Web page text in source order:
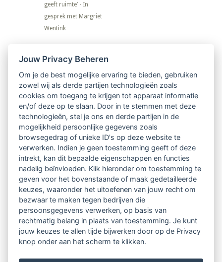
geeft ruimte’ - In
gesprek met Margriet
Wentink
Nieuwsbrief
Ontvang 10 x per jaar de LVSC-
relatienieuwsbrief met o.a.:
vrij toegankelijke TsvB-artikelen
nieuws op het vlak van professioneel
begeleiden
informatie over LVSC-activiteiten
Aanmelden nieuwsbrief
Jouw Privacy Beheren
Om je de best mogelijke ervaring te bieden, gebruiken
zowel wij als derde partijen technologieën zoals
cookies om toegang te krijgen tot apparaat informatie
en/of deze op te slaan. Door in te stemmen met deze
technologieën, stel je ons en derde partijen in de
mogelijkheid persoonlijke gegevens zoals
browsegedrag of unieke ID's op deze website te
verwerken. Indien je geen toestemming geeft of deze
intrekt, kan dit bepaalde eigenschappen en functies
nadelig beïnvloeden. Klik hieronder om toestemming te
geven voor het bovenstaande of maak gedetailleerde
keuzes, waaronder het uitoefenen van jouw recht om
bezwaar te maken tegen bedrijven die
persoonsgegevens verwerken, op basis van
rechtmatig belang in plaats van toestemming. Je kunt
jouw keuzes te allen tijde bijwerken door op de Privacy
knop onder aan het scherm te klikken.